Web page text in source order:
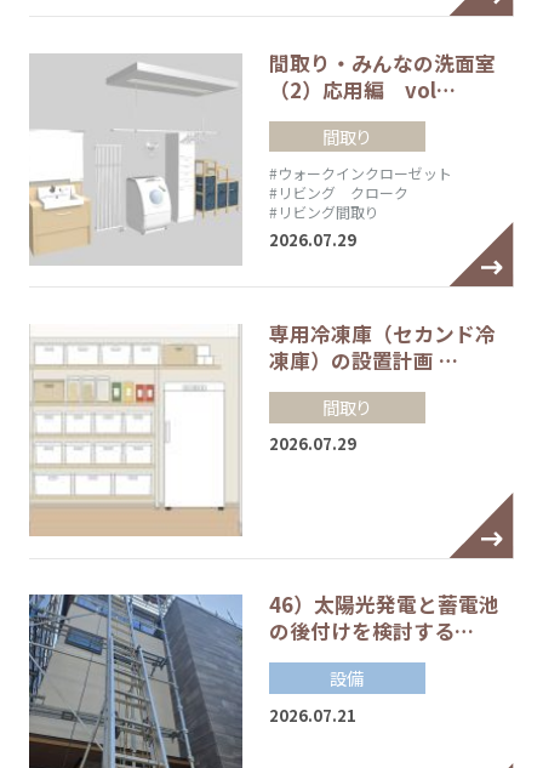
間取り・みんなの洗面室
（2）応用編 vol…
間取り
#ウォークインクローゼット
#リビング クローク
#リビング間取り
2026.07.29
専用冷凍庫（セカンド冷
凍庫）の設置計画 …
間取り
2026.07.29
46）太陽光発電と蓄電池
の後付けを検討する…
設備
2026.07.21